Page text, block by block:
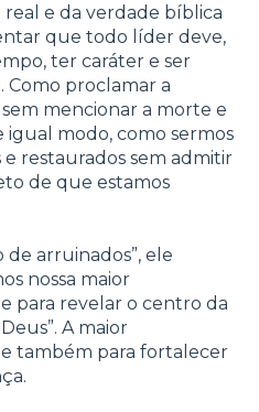
real e da verdade bíblica
que todo líder deve,
ter caráter e ser
Como proclamar a
mencionar a morte e
igual modo, como sermos
restaurados sem admitir
de que estamos
de arruinados”, ele
nossa maior
para revelar o centro da
A maior
também para fortalecer